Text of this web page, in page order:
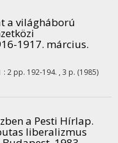
a világháború
1917. március.
: 2 pp. 192-194. , 3 p. (1985)
a Pesti Hírlap.
liberalizmus